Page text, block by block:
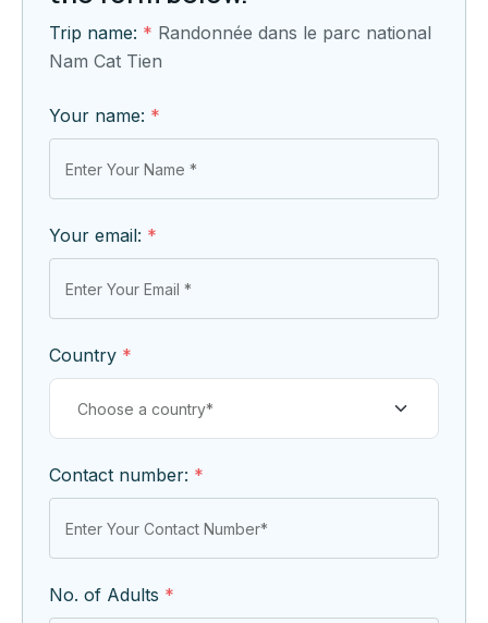
Trip name: * Randonnée dans le parc national
Nam Cat Tien
Your name: *
Your email: *
Country *
Contact number: *
No. of Adults *